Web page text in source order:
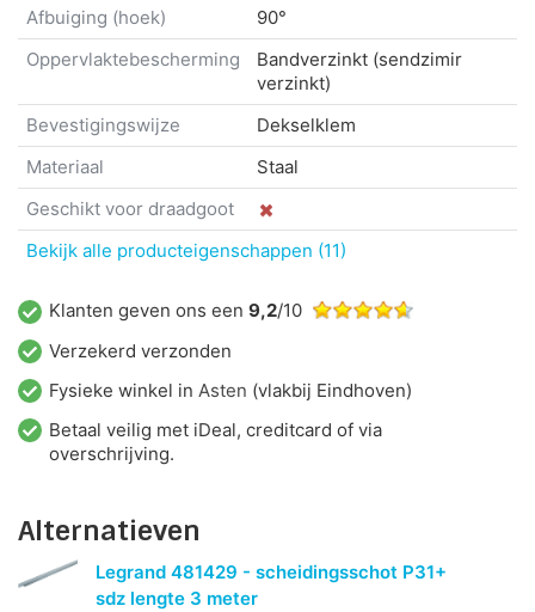
Afbuiging (hoek)
90°
Oppervlaktebescherming
Bandverzinkt (sendzimir
verzinkt)
Bevestigingswijze
Dekselklem
Materiaal
Staal
Geschikt voor draadgoot
Bekijk alle producteigenschappen (11)
Klanten geven ons een 9,2/10
Verzekerd verzonden
Fysieke winkel in Asten (vlakbij Eindhoven)
Betaal veilig met iDeal, creditcard of via
overschrijving.
Alternatieven
Legrand 481429 - scheidingsschot P31+
sdz lengte 3 meter